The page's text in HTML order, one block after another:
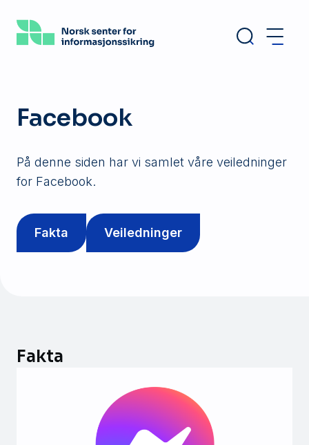
hovedinnhold
Facebook
På denne siden har vi samlet våre veiledninger
for Facebook.
Fakta Veiledninger
Fakta